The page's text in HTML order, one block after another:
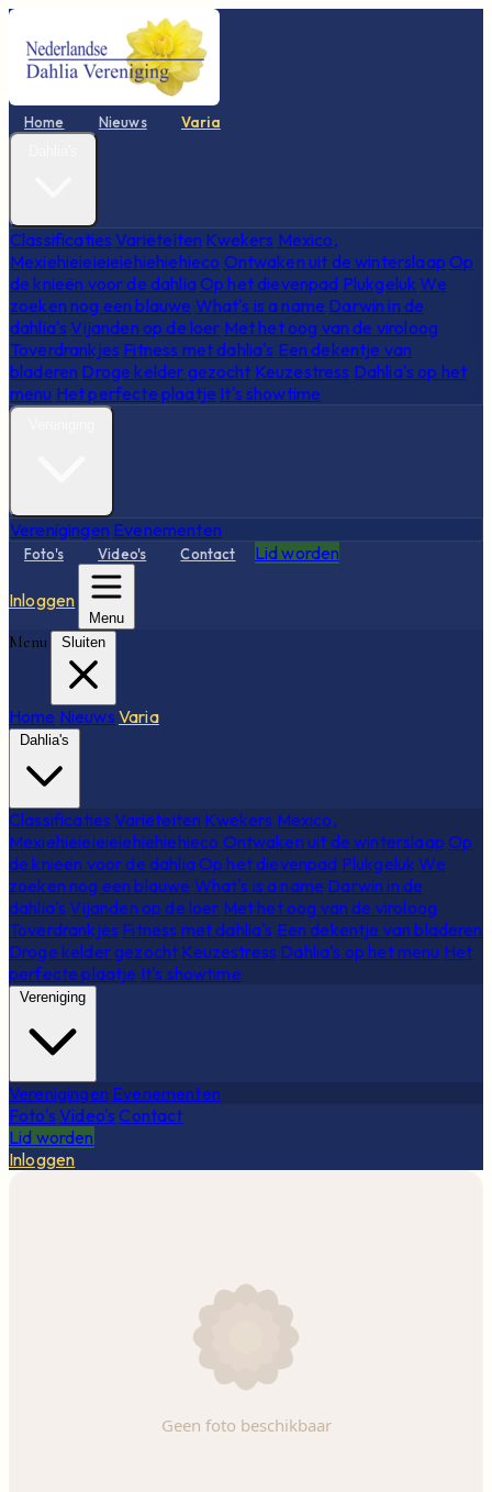
Home Nieuws Varia
Classificaties Variëteiten Kwekers Mexico,
Mexiehieieieieiehiehiehieco Ontwaken uit de winterslaap Op
de knieën voor de dahliaOp het dievenpad Plukgeluk We
zoeken nog een blauwe What's is a name Darwin in de
dahlia's Vijanden op de loer Met het oog van de viroloog
Toverdrankjes Fitness met dahlia's Een dekentje van
bladeren Droge kelder gezocht Keuzestress Dahlia's op het
menu Het perfecte plaatje It's showtime
Verenigingen Evenementen
Foto's Video's Contact Lid worden
Inloggen
Menu
Menu Sluiten
Home Nieuws Varia
Dahlia's
Classificaties Variëteiten Kwekers Mexico,
Mexiehieieieieiehiehiehieco Ontwaken uit de winterslaap Op
de knieën voor de dahliaOp het dievenpad Plukgeluk We
zoeken nog een blauwe What's is a name Darwin in de
dahlia's Vijanden op de loer Met het oog van de viroloog
Toverdrankjes Fitness met dahlia's Een dekentje van bladeren
Droge kelder gezocht Keuzestress Dahlia's op het menu Het
perfecte plaatje It's showtime
Vereniging
Verenigingen Evenementen
Foto's Video's Contact
Lid worden
Inloggen